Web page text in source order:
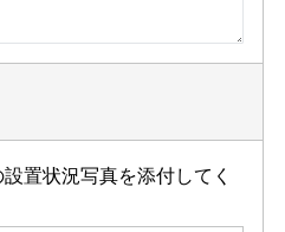
置状況写真を添付してく